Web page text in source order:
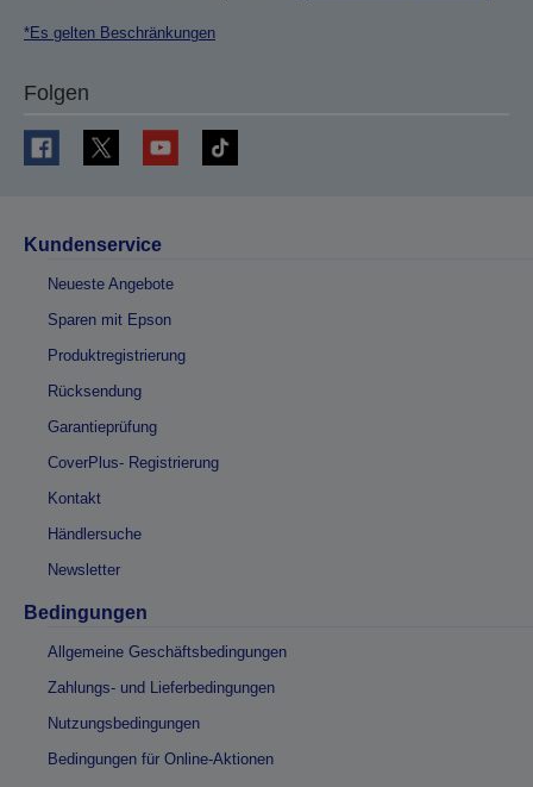
*Es gelten Beschränkungen
Folgen
Kundenservice
Neueste Angebote
Sparen mit Epson
Produktregistrierung
Rücksendung
Garantieprüfung
CoverPlus- Registrierung
Kontakt
Händlersuche
Newsletter
Bedingungen
Allgemeine Geschäftsbedingungen
Zahlungs- und Lieferbedingungen
Nutzungsbedingungen
Bedingungen für Online-Aktionen